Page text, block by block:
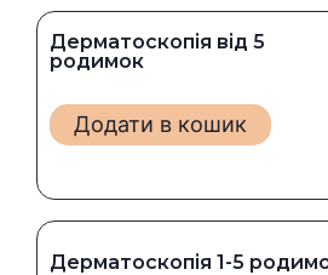
Дерматоскопія від 5
родимок
Додати в кошик
Дерматоскопія 1-5